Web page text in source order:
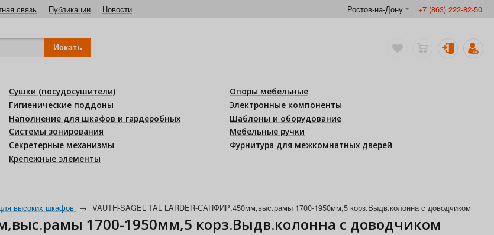
связь Публикации Новости Ростов-на-Дону +7 (863) 222-82-50
Сушки (посудосушители)
Гигиенические поддоны
Наполнение для шкафов и гардеробных
Системы зонирования
Секретерные механизмы
Крепежные элементы
Опоры мебельные
Электронные компоненты
Шаблоны и оборудование
Мебельные ручки
Фурнитура для межкомнатных дверей
высоких шкафов → VAUTH-SAGEL TAL LARDER-САПФИР,450мм,выс.рамы 1700-1950мм,5 корз.Выдв.колонна с доводчиком
1700-1950мм,5 корз.Выдв.колонна с доводчиком